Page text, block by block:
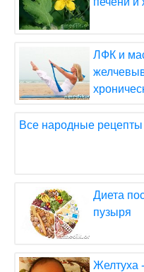
ЛФК и
Все народные рецепты
Диета
пузыря
Желтуха